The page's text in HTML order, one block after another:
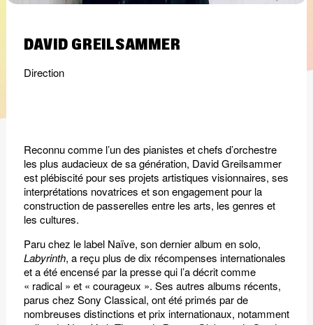
DAVID GREILSAMMER
Direction
Reconnu comme l’un des pianistes et chefs d’orchestre
les plus audacieux de sa génération, David Greilsammer
est plébiscité pour ses projets artistiques visionnaires, ses
interprétations novatrices et son engagement pour la
construction de passerelles entre les arts, les genres et
les cultures.
Paru chez le label Naïve, son dernier album en solo,
Labyrinth, a reçu plus de dix récompenses internationales
et a été encensé par la presse qui l’a décrit comme
« radical » et « courageux ». Ses autres albums récents,
parus chez Sony Classical, ont été primés par de
nombreuses distinctions et prix internationaux, notamment